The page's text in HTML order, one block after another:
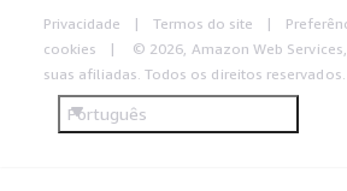
Privacidade Termos do site
cookies
© 2026, Amazon Web
suas afiliadas. Todos os direitos reservados.
Português